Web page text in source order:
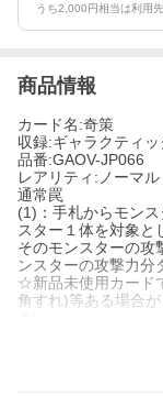
うち2,000円相当は利用
商品情報
カード名:奇策
収録:ギャラクティ
品番:GAOV-JP066
レアリティ:ノーマル
通常罠
(1)：手札からモン
スター１体を対象と
そのモンスターの攻
ンスターの攻撃力分
☆新品未使用カード
角すれ)等ある場合